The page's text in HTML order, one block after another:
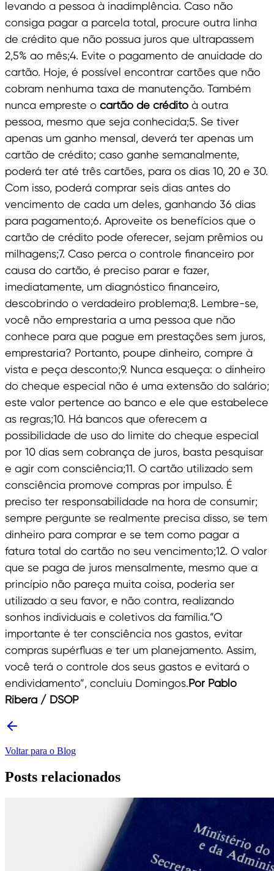
levando a pessoa à inadimplência. Caso não
consiga pagar a parcela total, procure outra linha
de crédito que não possua juros que ultrapassem
2,5% ao mês;4. Evite o pagamento de anuidade do
cartão. Hoje, é possível encontrar cartões que não
cobram nenhuma taxa de manutenção. Também
nunca empreste o cartão de crédito à outra
pessoa, mesmo que seja conhecida;5. Se tiver
apenas um ganho mensal, deverá ter apenas um
cartão de crédito; caso ganhe semanalmente,
poderá ter até três cartões, para os dias 10, 20 e 30.
Com isso, poderá comprar seis dias antes do
vencimento de cada um deles, ganhando 36 dias
para pagamento;6. Aproveite os benefícios que o
cartão de crédito pode oferecer, sejam prêmios ou
milhagens;7. Caso perca o controle financeiro por
causa do cartão, é preciso parar e fazer,
imediatamente, um diagnóstico financeiro,
descobrindo o verdadeiro problema;8. Lembre-se,
você não emprestaria a uma pessoa que não
conhece para que pague em prestações sem juros,
emprestaria? Portanto, poupe dinheiro, compre à
vista e peça desconto;9. Nunca esqueça: o dinheiro
do cheque especial não é uma extensão do salário;
este valor pertence ao banco e ele que estabelece
as regras;10. Há bancos que oferecem a
possibilidade de uso do limite do cheque especial
por 10 dias sem cobrança de juros, basta pesquisar
e agir com consciência;11. O cartão utilizado sem
consciência promove compras por impulso. É
preciso ter responsabilidade na hora de consumir;
sempre pergunte se realmente precisa disso, se tem
dinheiro para comprar e se tem como pagar a
fatura total do cartão no seu vencimento;12. O valor
que se paga de juros mensalmente, mesmo que a
princípio não pareça muita coisa, poderia ser
utilizado a seu favor, e não contra, realizando
sonhos individuais e coletivos da família.”O
importante é ter consciência nos gastos, evitar
compras supérfluas e ter um planejamento. Assim,
você terá o controle dos seus gastos e evitará o
endividamento”, concluiu Domingos.Por Pablo
Ribera / DSOP
Voltar para o Blog
Posts relacionados